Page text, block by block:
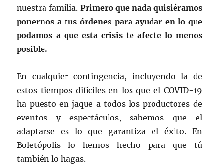
nuestra familia. Primero que nada quisiéramos
ponernos a tus órdenes para ayudar en lo que
podamos a que esta crisis te afecte lo menos
posible.
En cualquier contingencia, incluyendo la de
estos tiempos difíciles en los que el COVID-19
ha puesto en jaque a todos los productores de
eventos y espectáculos, sabemos que el
adaptarse es lo que garantiza el éxito. En
Boletópolis lo hemos hecho para que tú
también lo hagas.